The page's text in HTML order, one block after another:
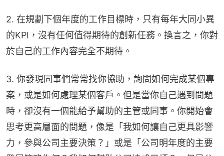
2. 在規劃下個年度的工作目標時，只有每年大同小異
的KPI，沒有任何值得期待的創新任務。換言之，你對
於自己的工作內容完全不期待。
3. 你發現同事們常常找你協助，詢問如何完成某個專
案，或是如何處理某個客戶。但是當你自己遇到問題
時，卻沒有一個能給予幫助的主管或同事。你開始會
思考更高層面的問題，像是「我如何讓自己更具影響
力，參與公司主要決策？」或是「公司明年度的主要